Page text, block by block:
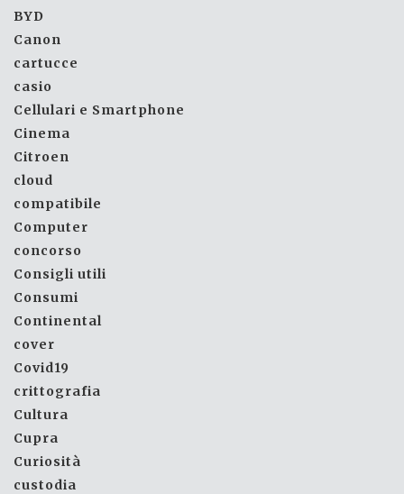
BYD
Canon
cartucce
casio
Cellulari e Smartphone
Cinema
Citroen
cloud
compatibile
Computer
concorso
Consigli utili
Consumi
Continental
cover
Covid19
crittografia
Cultura
Cupra
Curiosità
custodia